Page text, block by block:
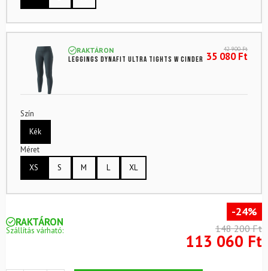
RAKTÁRON
Leggings DYNAFIT Ultra Tights W Cinder
42 900Ft
35 080Ft
Szín
Kék
Méret
XS
S M L XL
RAKTÁRON
Szállítás várható:
-24%
148 200 Ft
113 060 Ft